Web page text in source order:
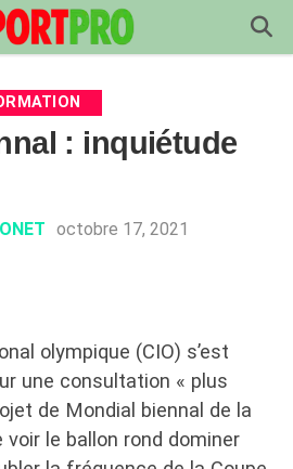
: inquiétude
octobre 17, 2021
olympique (CIO) s’est
une consultation « plus
de Mondial biennal de la
voir le ballon rond dominer